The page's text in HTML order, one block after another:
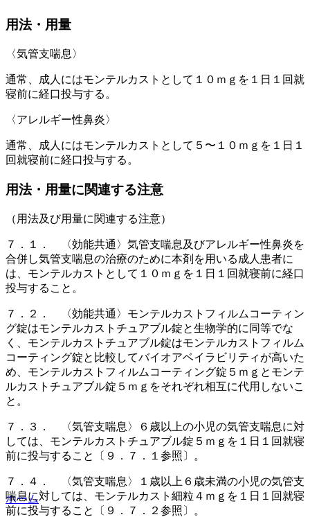
用法・用量
〈気管支喘息〉
通常、成人にはモンテルカストとして１０ｍｇを１日１回就
寝前に経口投与する。
〈アレルギー性鼻炎〉
通常、成人にはモンテルカストとして５〜１０ｍｇを１日１
回就寝前に経口投与する。
用法・用量に関連する注意
（用法及び用量に関連する注意）
７．１． 〈効能共通〉気管支喘息及びアレルギー性鼻炎を
合併し気管支喘息の治療のために本剤を用いる成人患者に
は、モンテルカストとして１０ｍｇを１日１回就寝前に経口
投与すること。
７．２． 〈効能共通〉モンテルカストフィルムコーティン
グ錠はモンテルカストチュアブル錠と生物学的に同等でな
く、モンテルカストチュアブル錠はモンテルカストフィルム
コーティング錠と比較してバイオアベイラビリティが高いた
め、モンテルカストフィルムコーティング錠５ｍｇとモンテ
ルカストチュアブル錠５ｍｇをそれぞれ相互に代用しないこ
と。
７．３． 〈気管支喘息〉６歳以上の小児の気管支喘息に対
しては、モンテルカストチュアブル錠５ｍｇを１日１回就寝
前に投与すること〔９．７．１参照〕。
７．４． 〈気管支喘息〉１歳以上６歳未満の小児の気管支
喘息に対しては、モンテルカスト細粒４ｍｇを１日１回就寝
前に投与すること〔９．７．２参照〕。
ホーム